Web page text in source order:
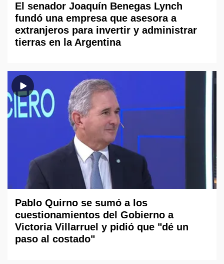
El senador Joaquín Benegas Lynch
fundó una empresa que asesora a
extranjeros para invertir y administrar
tierras en la Argentina
Pablo Quirno se sumó a los
cuestionamientos del Gobierno a
Victoria Villarruel y pidió que "dé un
paso al costado"